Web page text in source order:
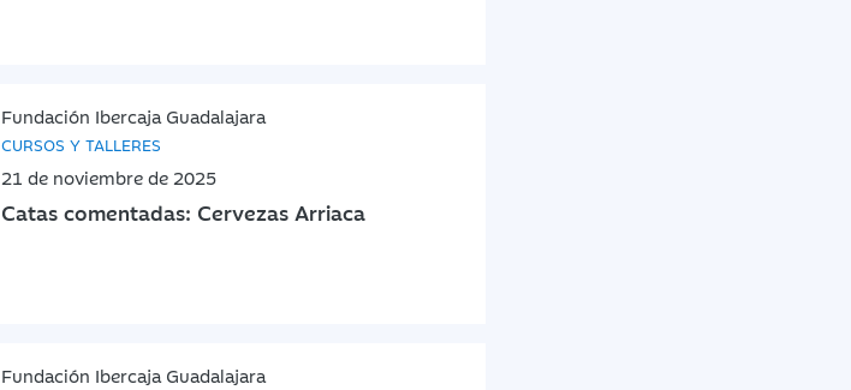
Fundación Ibercaja Guadalajara
CURSOS Y TALLERES
21 de noviembre de 2025
Catas comentadas: Cervezas Arriaca
Fundación Ibercaja Guadalajara